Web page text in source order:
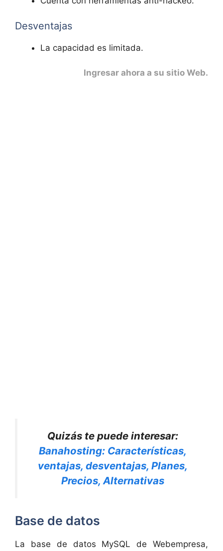
Desventajas
La capacidad es limitada.
Ingresar ahora a su sitio Web.
Quizás te puede interesar:
Banahosting: Características,
ventajas, desventajas, Planes,
Precios, Alternativas
Base de datos
La base de datos MySQL de Webempresa,